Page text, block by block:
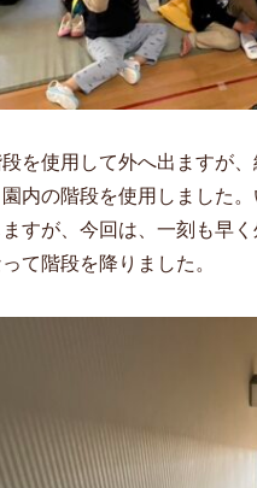
を使用して外へ出ますが
内の階段を使用しました
すが、今回は、一刻も早
て階段を降りました。